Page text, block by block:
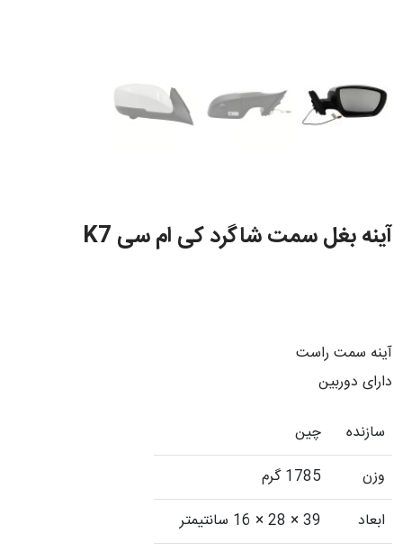
آینه بغل سمت شاگرد کی ام سی K7
آینه سمت راست
دارای دوربین
سازنده
چین
وزن
1785 گرم
ابعاد
39 × 28 × 16 سانتیمتر